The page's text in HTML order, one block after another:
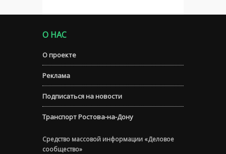
О НАС
О проекте
Реклама
Подписаться на новости
Транспорт Ростова-на-Дону
Средство массовой информации «Деловое
сообщество»